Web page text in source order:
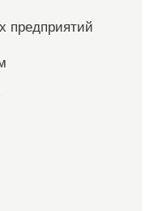
предприятий